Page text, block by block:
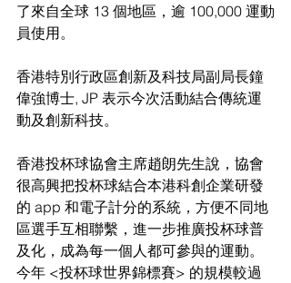
了來自全球 13 個地區，逾 100,000 運動
員使用。
香港特別行政區創新及科技局副局長鐘
偉強博士, JP 表示今次活動結合傳統運
動及創新科技。
香港投杯球協會主席趙朗先生說，協會
很高興把投杯球結合本港科創企業研發
的 app 和電子計分的系統，方便不同地
區選手互相聯繫，進一步推廣投杯球普
及化，成為每一個人都可參與的運動。
今年 <投杯球世界錦標賽> 的規模較過